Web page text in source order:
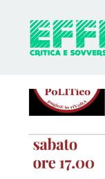
contenuto